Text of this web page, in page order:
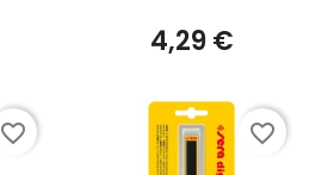
4,29 €
favorite_border favorite_border